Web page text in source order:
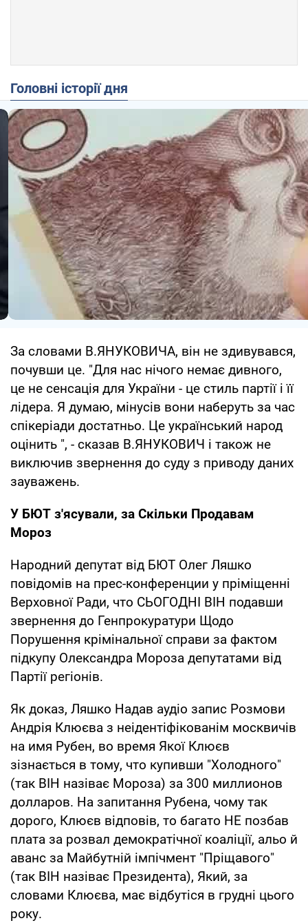
Головні історії дня
За словами В.ЯНУКОВИЧА, він не здивувався,
почувши це. "Для нас нічого немає дивного,
це не сенсація для України - це стиль партії і її
лідера. Я думаю, мінусів вони наберуть за час
спікеріади достатньо. Це український народ
оцінить ", - сказав В.ЯНУКОВИЧ і також не
виключив звернення до суду з приводу даних
зауважень.
У БЮТ з'ясували, за Скільки Продавам
Мороз
Народний депутат від БЮТ Олег Ляшко
повідомів на прес-конференции у пріміщенні
Верховної Ради, что СЬОГОДНІ ВІН подавши
звернення до Генпрокуратури Щодо
Порушення крімінальної справи за фактом
підкупу Олександра Мороза депутатами від
Партії регіонів.
Як доказ, Ляшко Надав аудіо запис Розмови
Андрія Клюєва з неідентіфікованім москвичів
на имя Рубен, во время Якої Клюєв
зізнається в тому, что купивши "Холодного"
(так ВІН назіває Мороза) за 300 миллионов
долларов. На запитання Рубена, чому так
дорого, Клюєв відповів, то багато НЕ позбав
плата за розвал демократічної коаліції, альо й
аванс за Майбутній імпічмент "Пріщавого"
(так ВІН назіває Президента), Який, за
словами Клюєва, має відбутіся в грудні цього
року.